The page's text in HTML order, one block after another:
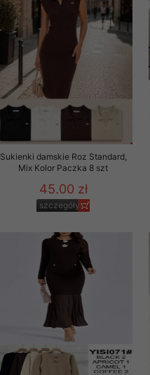
Sukienki damskie Roz Standard,
Mix Kolor Paczka 8 szt
45.00 zł
szczegóły